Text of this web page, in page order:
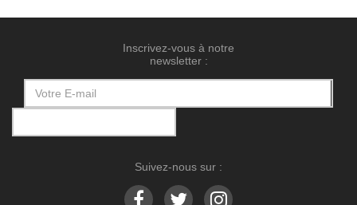
Inscrivez-vous à notre
newsletter :
Suivez-nous sur :